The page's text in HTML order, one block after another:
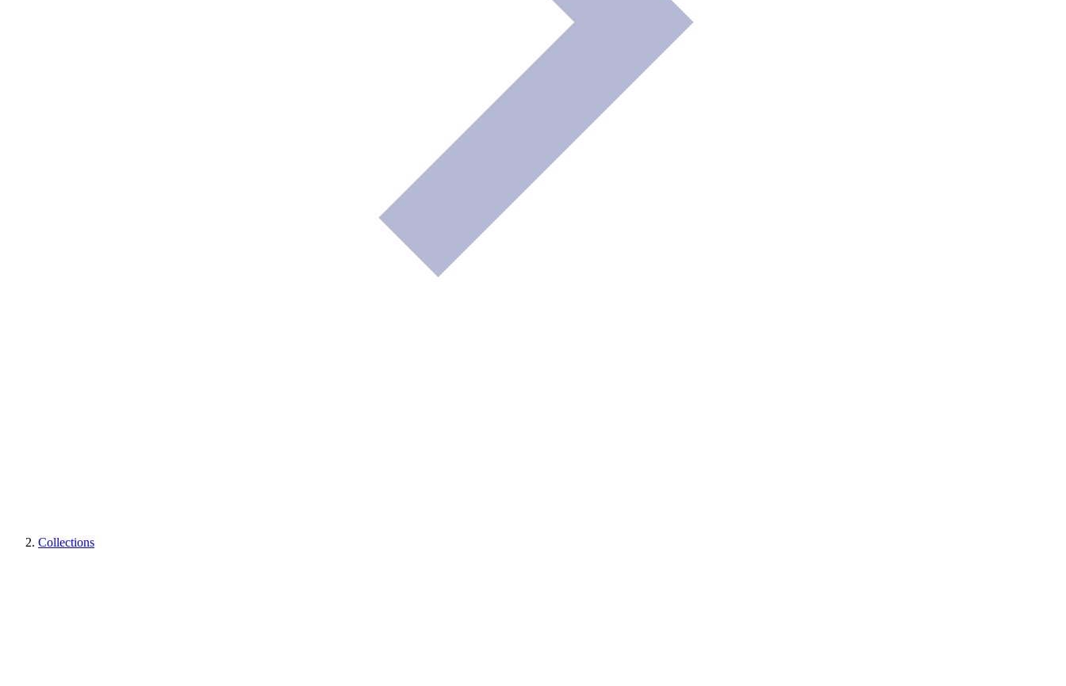
Collections